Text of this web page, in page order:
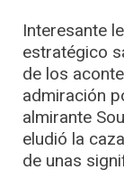
Interesante
estratégico
de los
admiración
almirante
eludió la
de unas